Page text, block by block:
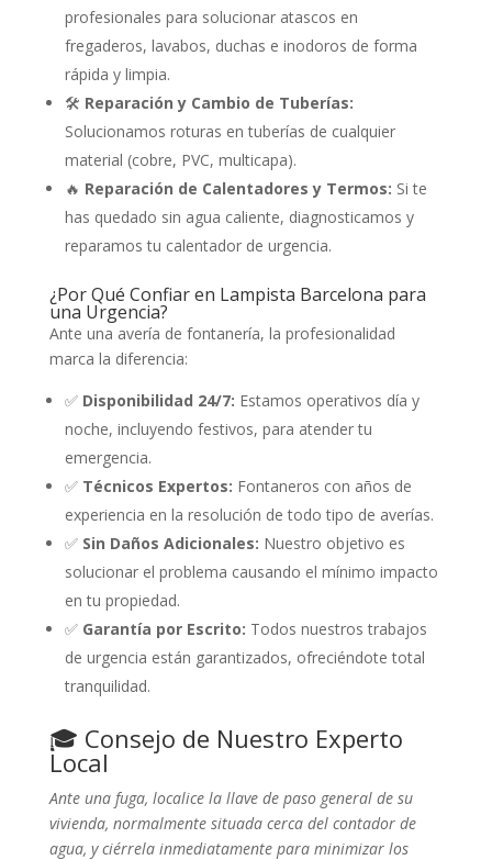
profesionales para solucionar atascos en
fregaderos, lavabos, duchas e inodoros de forma
rápida y limpia.
🛠️ Reparación y Cambio de Tuberías:
Solucionamos roturas en tuberías de cualquier
material (cobre, PVC, multicapa).
🔥 Reparación de Calentadores y Termos: Si te
has quedado sin agua caliente, diagnosticamos y
reparamos tu calentador de urgencia.
¿Por Qué Confiar en Lampista Barcelona para
una Urgencia?
Ante una avería de fontanería, la profesionalidad
marca la diferencia:
✅ Disponibilidad 24/7: Estamos operativos día y
noche, incluyendo festivos, para atender tu
emergencia.
✅ Técnicos Expertos: Fontaneros con años de
experiencia en la resolución de todo tipo de averías.
✅ Sin Daños Adicionales: Nuestro objetivo es
solucionar el problema causando el mínimo impacto
en tu propiedad.
✅ Garantía por Escrito: Todos nuestros trabajos
de urgencia están garantizados, ofreciéndote total
tranquilidad.
🎓 Consejo de Nuestro Experto
Local
Ante una fuga, localice la llave de paso general de su
vivienda, normalmente situada cerca del contador de
agua, y ciérrela inmediatamente para minimizar los